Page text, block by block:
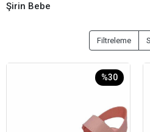
Şirin Bebe
Filtreleme
%30